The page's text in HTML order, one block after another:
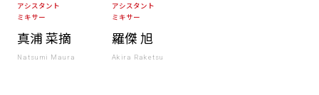
アシスタント
ミキサー
真浦 菜摘
Natsumi Maura
アシスタント
ミキサー
羅傑 旭
Akira Raketsu